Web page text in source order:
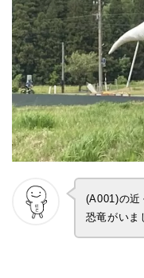
(A001)の近
恐竜がいま